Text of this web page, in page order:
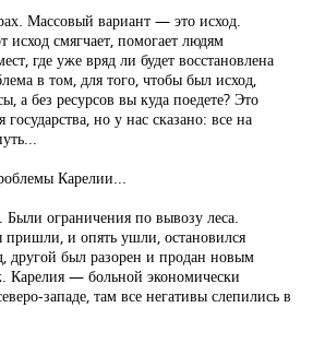
Массовый вариант — это исход.
исход смягчает, помогает людям
где уже вряд ли будет восстановлена
в том, для того, чтобы был исход,
а без ресурсов вы куда поедете? Это
но у нас сказано: все на
Карелии...
ограничения по вывозу леса.
и опять ушли, остановился
другой был разорен и продан новым
Карелия — больной экономически
западе, там все негативы слепились в